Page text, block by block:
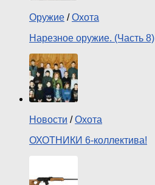
Оружие /Охота
Нарезное оружие. (Часть 8)
Новости /Охота
ОХОТНИКИ 6-коллектива!